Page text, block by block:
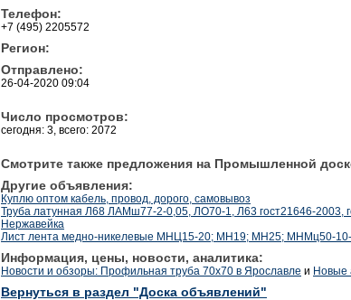
Телефон:
+7 (495) 2205572
Регион:
Отправлено:
26-04-2020 09:04
Число просмотров:
сегодня: 3, всего: 2072
Смотрите также предложения на Промышленной
Другие объявления:
Куплю оптом кабель, провод, дорого, самовывоз
Труба латунная Л68 ЛАМш77-2-0,05, ЛО70-1, Л63 гост21646-2003,
Нержавейка
Лист лента медно-никелевые МНЦ15-20; МН19; МН25; МНМц50-10-5
Информация, цены, новости, аналитика:
Новости и обзоры: Профильная труба 70х70 в Ярославле и Новые
Вернуться в раздел "Доска объявлений"